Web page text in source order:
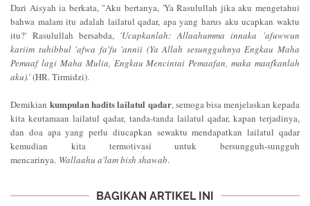
Dari Aisyah ia berkata, "Aku bertanya, 'Ya Rasulullah jika aku mengetahui
bahwa malam itu adalah lailatul qadar, apa yang harus aku ucapkan waktu
itu?' Rasulullah bersabda, 'Ucapkanlah: Allaahumma innaka 'afuwwun
kariim tuhibbul 'afwa fa'fu 'annii (Ya Allah sesungguhnya Engkau Maha
Pemaaf lagi Maha Mulia, Engkau Mencintai Pemaafan, maka maafkanlah
aku).' (HR. Tirmidzi).
Demikiankumpulan hadits lailatul qadar, semoga bisa menjelaskan kepada
kita keutamaan lailatul qadar, tanda-tanda lailatul qadar, kapan terjadinya,
dan doa apa yang perlu diucapkan sewaktu mendapatkan lailatul qadar
kemudian kita termotivasi untuk bersungguh-sungguh
mencarinya. Wallaahu a'lam bish shawab.
BAGIKAN ARTIKEL INI